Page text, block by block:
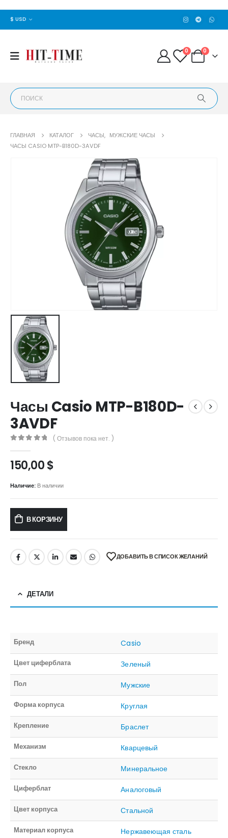
$ USD
0 0
ГЛАВНАЯ КАТАЛОГ ЧАСЫ, МУЖСКИЕ ЧАСЫ
ЧАСЫ CASIO MTP-B180D-3AVDF
Часы Casio MTP-B180D-
3AVDF
( Отзывов пока нет. )
150,00$
Наличие: В наличии
В КОРЗИНУ
ДОБАВИТЬ В СПИСОК ЖЕЛАНИЙ
ДЕТАЛИ
Бренд Casio
Цвет циферблата Зеленый
Пол Мужские
Форма корпуса Круглая
Крепление Браслет
Механизм Кварцевый
Стекло Минеральное
Циферблат Аналоговый
Цвет корпуса Стальной
Материал корпуса Нержавеющая сталь